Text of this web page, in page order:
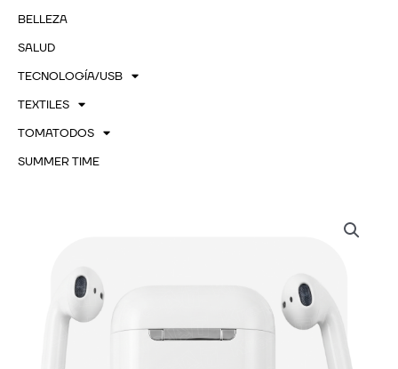
BELLEZA
SALUD
TECNOLOGÍA/USB
TEXTILES
TOMATODOS
SUMMER TIME